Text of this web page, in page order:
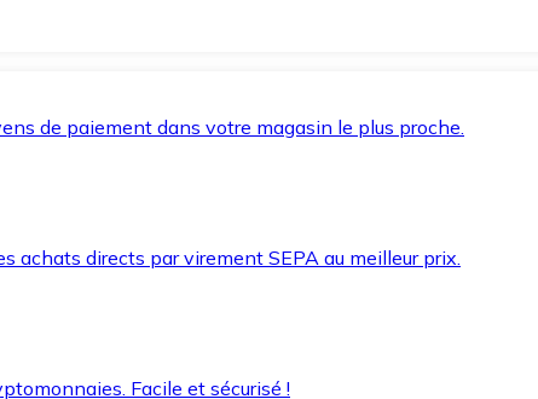
de paiement dans votre magasin le plus proche.
achats directs par virement SEPA au meilleur prix.
Facile et sécurisé !